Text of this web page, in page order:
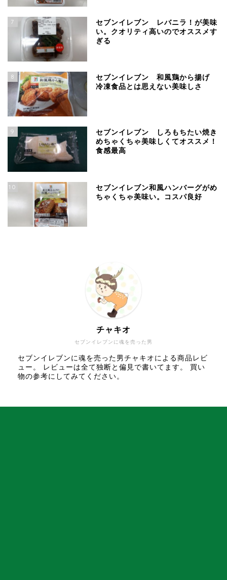
7
セブンイレブン レバニラ！が美味
い。クオリティ高いのでオススメす
ぎる
8
セブンイレブン 和風鶏から揚げ
冷凍食品とは思えない美味しさ
9
セブンイレブン しろもちたい焼き
めちゃくちゃ美味しくてオススメ！
食感最高
10
セブンイレブン和風ハンバーグがめ
ちゃくちゃ美味い。コスパ良好
セブンイレブンに魂を売った男
チャキオ
セブンイレブンに魂を売った男チャキオによる商品レビ
ュー。 レビューは全て独断と偏見で書いてます。 買い
物の参考にしてみてください。